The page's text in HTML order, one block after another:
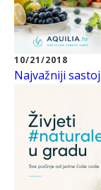
10/21/2018
Najvažniji